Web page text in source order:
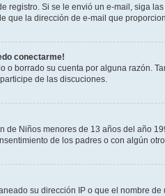
registro. Si se le envió un e-mail, siga
que la dirección de e-mail que
conectarme!
o borrado su cuenta por alguna razón.
de las discuciones.
de Niños menores de 13 años del año
de los padres o con algún
su dirección IP o que el nombre